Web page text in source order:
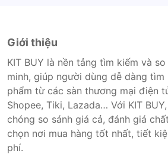
Giới thiệu
KIT BUY là nền tảng tìm kiếm và
minh, giúp người dùng dễ dàng tìm
phẩm từ các sàn thương mại điện
Shopee, Tiki, Lazada… Với KIT
chóng so sánh giá cả, đánh giá
chọn nơi mua hàng tốt nhất, tiết
phí.